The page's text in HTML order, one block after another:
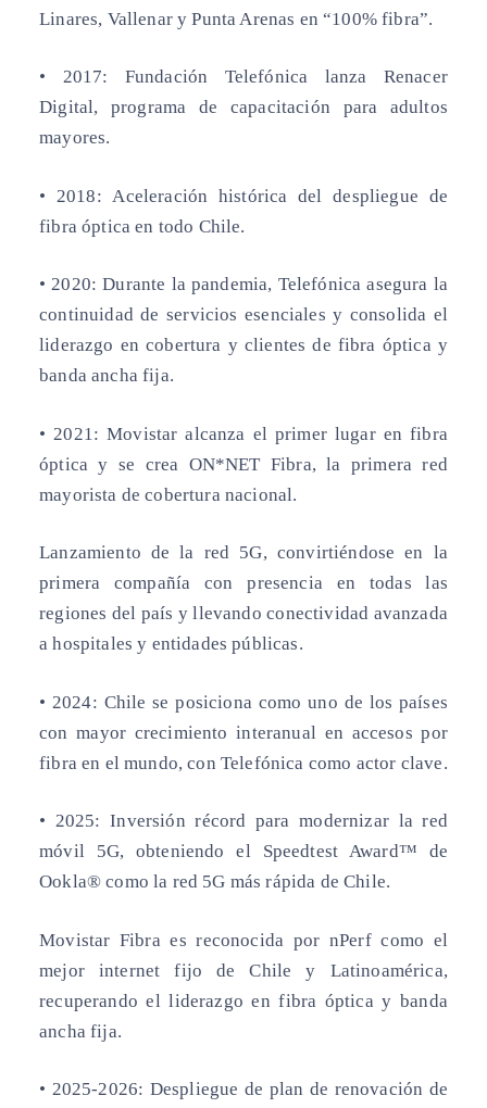
Linares, Vallenar y Punta Arenas en “100% fibra”.
• 2017: Fundación Telefónica lanza Renacer
Digital, programa de capacitación para adultos
mayores.
• 2018: Aceleración histórica del despliegue de
fibra óptica en todo Chile.
• 2020: Durante la pandemia, Telefónica asegura la
continuidad de servicios esenciales y consolida el
liderazgo en cobertura y clientes de fibra óptica y
banda ancha fija.
• 2021:Movistar alcanza el primer lugar en fibra
óptica y se crea ON*NET Fibra, la primera red
mayorista de cobertura nacional.
Lanzamiento de la red 5G, convirtiéndose en la
primera compañía con presencia en todas las
regiones del país y llevando conectividad avanzada
a hospitales y entidades públicas.
• 2024: Chile se posiciona como uno de los países
con mayor crecimiento interanual en accesos por
fibra en el mundo, con Telefónica como actor clave.
• 2025:Inversión récord para modernizar la red
móvil 5G, obteniendo el Speedtest Award™ de
Ookla® como la red 5G más rápida de Chile.
Movistar Fibra es reconocida por nPerf como el
mejor internet fijo de Chile y Latinoamérica,
recuperando el liderazgo en fibra óptica y banda
ancha fija.
• 2025-2026: Despliegue de plan de renovación de